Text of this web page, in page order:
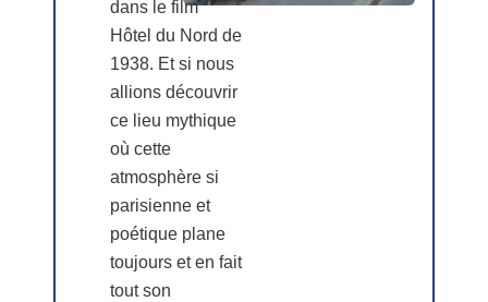
dans le film
Hôtel du Nord de
1938. Et si nous
allions découvrir
ce lieu mythique
où cette
atmosphère si
parisienne et
poétique plane
toujours et en fait
tout son